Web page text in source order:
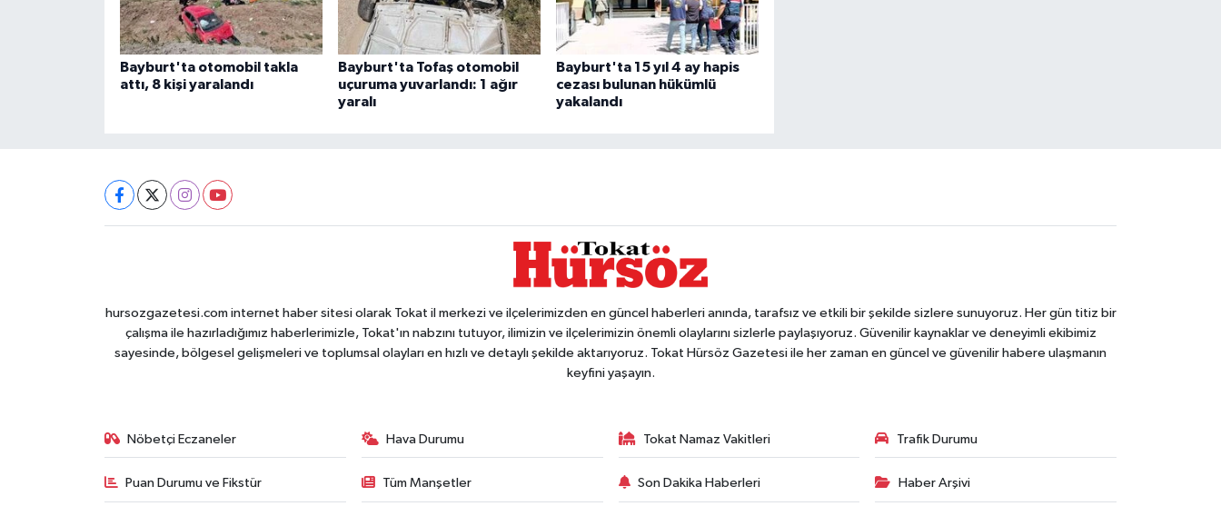
Bayburt'ta otomobil takla
attı, 8 kişi yaralandı
Bayburt'ta Tofaş otomobil
uçuruma yuvarlandı: 1 ağır
yaralı
Bayburt'ta 15 yıl 4 ay hapis
cezası bulunan hükümlü
yakalandı
hursozgazetesi.com internet haber sitesi olarak Tokat il merkezi ve ilçelerimizden en güncel haberleri anında, tarafsız ve etkili bir şekilde sizlere sunuyoruz. Her gün titiz bir
çalışma ile hazırladığımız haberlerimizle, Tokat'ın nabzını tutuyor, ilimizin ve ilçelerimizin önemli olaylarını sizlerle paylaşıyoruz. Güvenilir kaynaklar ve deneyimli ekibimiz
sayesinde, bölgesel gelişmeleri ve toplumsal olayları en hızlı ve detaylı şekilde aktarıyoruz. Tokat Hürsöz Gazetesi ile her zaman en güncel ve güvenilir habere ulaşmanın
keyfini yaşayın.
Nöbetçi Eczaneler Hava Durumu Tokat Namaz Vakitleri Trafik Durumu
Puan Durumu ve Fikstür Tüm Manşetler Son Dakika Haberleri Haber Arşivi